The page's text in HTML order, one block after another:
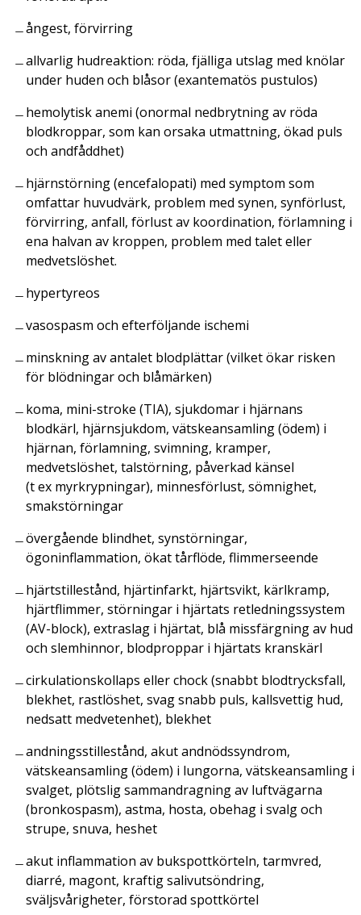
ångest, förvirring
allvarlig hudreaktion: röda, fjälliga utslag med knölar
under huden och blåsor (exantematös pustulos)
hemolytisk anemi (onormal nedbrytning av röda
blodkroppar, som kan orsaka utmattning, ökad puls
och andfåddhet)
hjärnstörning (encefalopati) med symptom som
omfattar huvudvärk, problem med synen, synförlust,
förvirring, anfall, förlust av koordination, förlamning i
ena halvan av kroppen, problem med talet eller
medvetslöshet.
hypertyreos
vasospasm och efterföljande ischemi
minskning av antalet blodplättar (vilket ökar risken
för blödningar och blåmärken)
koma, mini-stroke (TIA), sjukdomar i hjärnans
blodkärl, hjärnsjukdom, vätskeansamling (ödem) i
hjärnan, förlamning, svimning, kramper,
medvetslöshet, talstörning, påverkad känsel
(t ex myrkrypningar), minnesförlust, sömnighet,
smakstörningar
övergående blindhet, synstörningar,
ögoninflammation, ökat tårflöde, flimmerseende
hjärtstillestånd, hjärtinfarkt, hjärtsvikt, kärlkramp,
hjärtflimmer, störningar i hjärtats retledningssystem
(AV-block), extraslag i hjärtat, blå missfärgning av hud
och slemhinnor, blodproppar i hjärtats kranskärl
cirkulationskollaps eller chock (snabbt blodtrycksfall,
blekhet, rastlöshet, svag snabb puls, kallsvettig hud,
nedsatt medvetenhet), blekhet
andningsstillestånd, akut andnödssyndrom,
vätskeansamling (ödem) i lungorna, vätskeansamling i
svalget, plötslig sammandragning av luftvägarna
(bronkospasm), astma, hosta, obehag i svalg och
strupe, snuva, heshet
akut inflammation av bukspottkörteln, tarmvred,
diarré, magont, kraftig salivutsöndring,
sväljsvårigheter, förstorad spottkörtel